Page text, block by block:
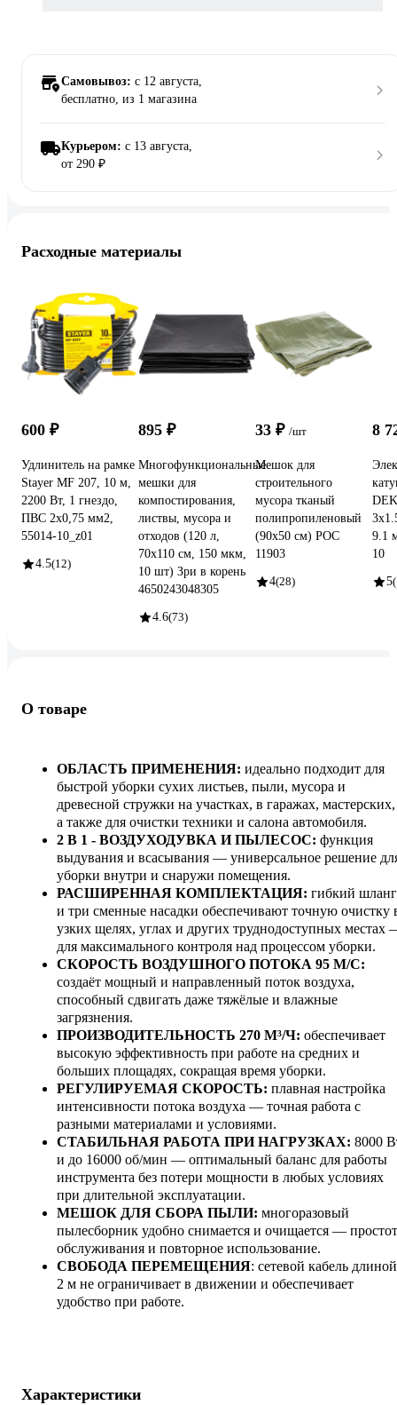
Самовывоз: c 12 августа,
бесплатно, из 1 магазина
Курьером: c 13 августа,
от 290 ₽
Расходные материалы
600 ₽
Удлинитель на рамке
Stayer MF 207, 10 м,
2200 Вт, 1 гнездо,
ПВС 2х0,75 мм2,
55014-10_z01
4.5(12)
895 ₽
Многофункциональные
мешки для
компостирования,
листвы, мусора и
отходов (120 л,
70х110 см, 150 мкм,
10 шт) Зри в корень
4650243048305
4.6(73)
33 ₽ /шт
Мешок для
строительного
мусора тканый
полипропиленовый
(90х50 см) РОС
11903
4(28)
8
9.1
10
5
О товаре
ОБЛАСТЬ ПРИМЕНЕНИЯ: идеально подходит для
быстрой уборки сухих листьев, пыли, мусора и
древесной стружки на участках, в гаражах, мастерских,
а также для очистки техники и салона автомобиля.
2 В 1 - ВОЗДУХОДУВКА И ПЫЛЕСОС: функция
выдувания и всасывания — универсальное решение
уборки внутри и снаружи помещения.
РАСШИРЕННАЯ КОМПЛЕКТАЦИЯ: гибкий шланг
и три сменные насадки обеспечивают точную очистку
узких щелях, углах и других труднодоступных местах
для максимального контроля над процессом уборки.
СКОРОСТЬ ВОЗДУШНОГО ПОТОКА 95 М/С:
создаёт мощный и направленный поток воздуха,
способный сдвигать даже тяжёлые и влажные
загрязнения.
ПРОИЗВОДИТЕЛЬНОСТЬ 270 М³/Ч: обеспечивает
высокую эффективность при работе на средних и
больших площадях, сокращая время уборки.
РЕГУЛИРУЕМАЯ СКОРОСТЬ: плавная настройка
интенсивности потока воздуха — точная работа с
разными материалами и условиями.
СТАБИЛЬНАЯ РАБОТА ПРИ НАГРУЗКАХ: 8000
и до 16000 об/мин — оптимальный баланс для работы
инструмента без потери мощности в любых условиях
при длительной эксплуатации.
МЕШОК ДЛЯ СБОРА ПЫЛИ: многоразовый
пылесборник удобно снимается и очищается —
обслуживания и повторное использование.
СВОБОДА ПЕРЕМЕЩЕНИЯ: сетевой кабель длиной
2 м не ограничивает в движении и обеспечивает
удобство при работе.
Характеристики